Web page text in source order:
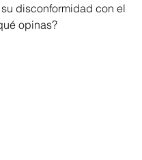
disconformidad con el
opinas?